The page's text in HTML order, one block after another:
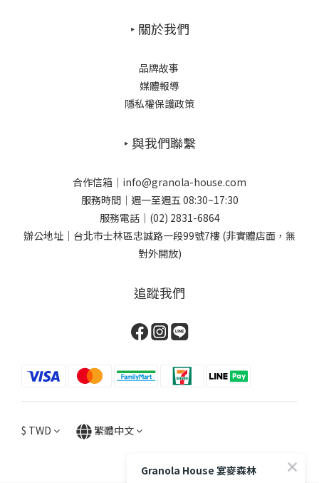
‣ 關於我們
品牌故事
媒體報導
隱私權保護政策
‣ 與我們聯繫
合作信箱｜info@granola-house.com
服務時間｜週一至週五 08:30~17:30
服務電話｜(02) 2831-6864
辦公地址｜台北市士林區忠誠路一段99號7樓 (非實體店面，無
對外開放)
追蹤我們
$ TWD 繁體中文
Granola House 宴麥森林